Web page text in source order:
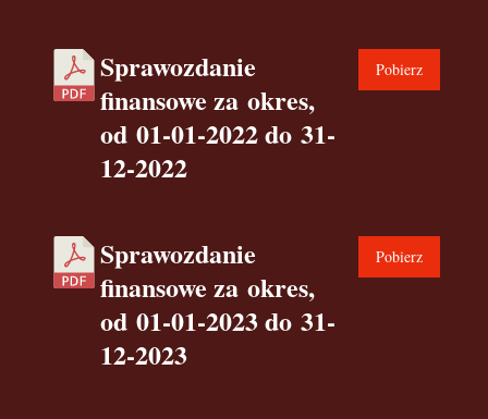
Sprawozdanie
finansowe za okres,
od 01-01-2022 do 31-
12-2022
Pobierz
Sprawozdanie
finansowe za okres,
od 01-01-2023 do 31-
12-2023
Pobierz